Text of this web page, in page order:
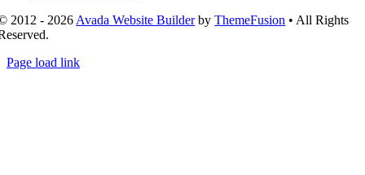
2012 - 2026 Avada Website BuilderbyThemeFusion • All Rights
Page load link